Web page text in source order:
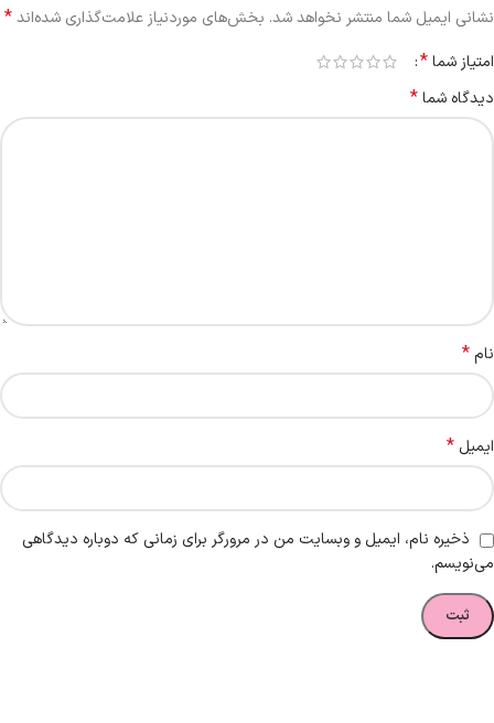
نشانی ایمیل شما منتشر نخواهد شد. بخش‌های موردنیاز علامت‌گذاری شده‌اند*
امتیاز شما*
دیدگاه شما*
نام*
ایمیل *
ذخیره نام، ایمیل و وبسایت من در مرورگر برای زمانی که دوباره دیدگاهی
می‌نویسم.